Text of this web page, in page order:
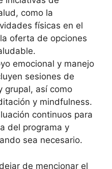
como la⁣
físicas⁢ en ⁤el
oferta de⁣ opciones⁣
emocional​ y manejo⁢
sesiones ⁤de
grupal, así como
y ⁤mindfulness.
⁢continuos para
del programa y
sea ‍necesario.
de mencionar el